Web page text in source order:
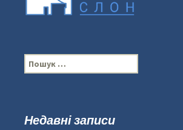
П
о
:Недавні записи